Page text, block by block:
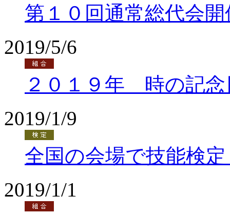
第１０回通常総代会開
2019/5/6
２０１９年 時の記
2019/1/9
全国の会場で技能検
2019/1/1